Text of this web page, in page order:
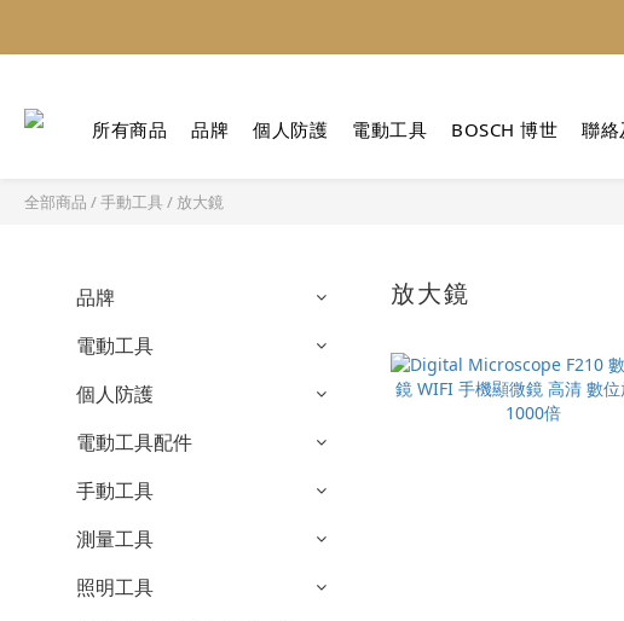
所有商品 品牌 個人防護 電動工具 BOSCH 博世 聯絡
全部商品 /手動工具 / 放大鏡
品牌
電動工具
個人防護
電動工具配件
手動工具
測量工具
照明工具
放大鏡